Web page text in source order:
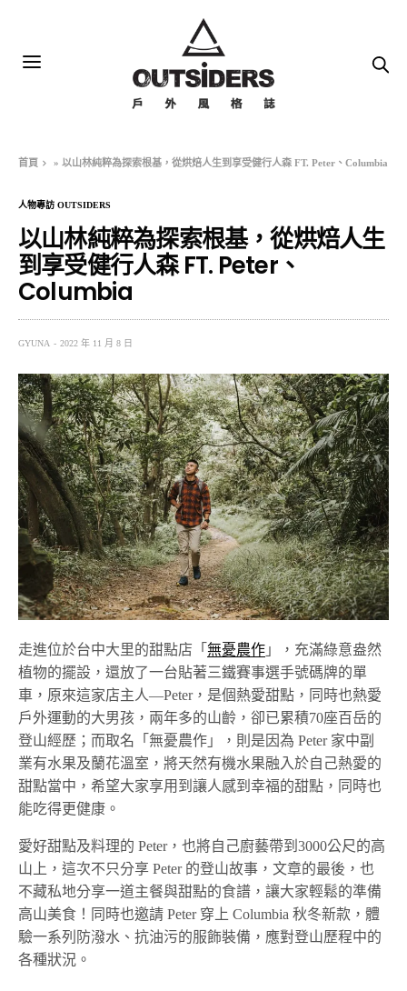
首頁 »以山林純粹為探索根基，從烘焙人生到享受健行人森 FT. Peter、Columbia
人物專訪 OUTSIDERS
以山林純粹為探索根基，從烘焙人生
到享受健行人森 FT. Peter、
Columbia
GYUNA 2022 年 11 月 8 日
走進位於台中大里的甜點店「 無憂農作 」，充滿綠意盎然
植物的擺設，還放了一台貼著三鐵賽事選手號碼牌的單
車，原來這家店主人—Peter，是個熱愛甜點，同時也熱愛
戶外運動的大男孩，兩年多的山齡，卻已累積70座百岳的
登山經歷；而取名「無憂農作」，則是因為 Peter 家中副
業有水果及蘭花溫室，將天然有機水果融入於自己熱愛的
甜點當中，希望大家享用到讓人感到幸福的甜點，同時也
能吃得更健康。
愛好甜點及料理的 Peter，也將自己廚藝帶到3000公尺的高
山上，這次不只分享 Peter 的登山故事，文章的最後，也
不藏私地分享一道主餐與甜點的食譜，讓大家輕鬆的準備
高山美食！同時也邀請 Peter 穿上 Columbia 秋冬新款，體
驗一系列防潑水、抗油污的服飾裝備，應對登山歷程中的
各種狀況。